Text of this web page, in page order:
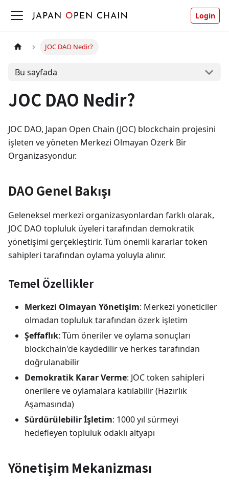
Login
JOC DAO Nedir?
Bu sayfada
JOC DAO Nedir?
JOC DAO, Japan Open Chain (JOC) blockchain projesini
işleten ve yöneten Merkezi Olmayan Özerk Bir
Organizasyondur.
DAO Genel Bakışı
Geleneksel merkezi organizasyonlardan farklı olarak,
JOC DAO topluluk üyeleri tarafından demokratik
yönetişimi gerçekleştirir. Tüm önemli kararlar token
sahipleri tarafından oylama yoluyla alınır.
Temel Özellikler
Merkezi Olmayan Yönetişim: Merkezi yöneticiler
olmadan topluluk tarafından özerk işletim
Şeffaflık: Tüm öneriler ve oylama sonuçları
blockchain'de kaydedilir ve herkes tarafından
doğrulanabilir
Demokratik Karar Verme: JOC token sahipleri
önerilere ve oylamalara katılabilir (Hazırlık
Aşamasında)
Sürdürülebilir İşletim: 1000 yıl sürmeyi
hedefleyen topluluk odaklı altyapı
Yönetişim Mekanizması